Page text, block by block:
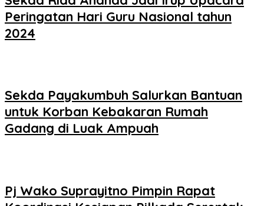
Peringatan Hari Guru Nasional tahun
2024
Sekda Payakumbuh Salurkan Bantuan
untuk Korban Kebakaran Rumah
Gadang di Luak Ampuah
Pj Wako Suprayitno Pimpin Rapat